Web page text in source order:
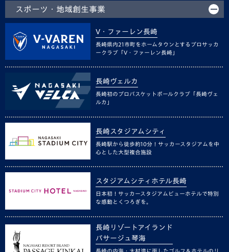
スポーツ・地域創生事業
V・ファーレン長崎
長崎県内21市町をホームタウンとするプロサッカ
ークラブ「V・ファーレン長崎」
長崎ヴェルカ
長崎初のプロバスケットボールクラブ「長崎ヴェ
ルカ」
長崎スタジアムシティ
長崎駅から徒歩約10分！サッカースタジアムを中
心とした大型複合施設
スタジアムシティホテル長崎
日本初！サッカースタジアムビューホテルで特別
な感動とくつろぎを。
長崎リゾートアイランド
パサージュ琴海
長崎の内海・大村湾に面したゴルフ＆ホテルのリ